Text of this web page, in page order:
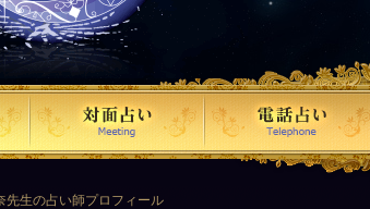
先生の占い師プロフィール